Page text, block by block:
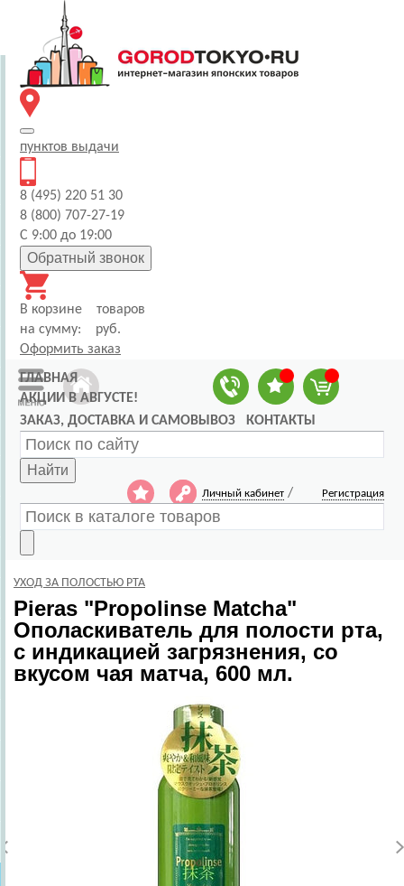
пунктов выдачи
8 (495) 220 51 30
8 (800) 707-27-19
С 9:00 до 19:00
Обратный звонок
В корзине
товаров
на сумму:
руб.
Оформить заказ
ГЛАВНАЯ
АКЦИИ В АВГУСТЕ!
ЗАКАЗ, ДОСТАВКА И САМОВЫВОЗ
КОНТАКТЫ
Найти
Личный кабинет / Регистрация
УХОД ЗА ПОЛОСТЬЮ РТА
Pieras "Propolinse Matcha"
Ополаскиватель для полости рта,
с индикацией загрязнения, со
вкусом чая матча, 600 мл.